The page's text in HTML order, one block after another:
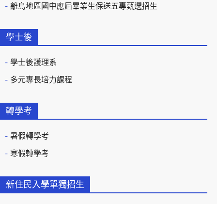
離島地區國中應屆畢業生保送五專甄選招生
學士後
學士後護理系
多元專長培力課程
轉學考
暑假轉學考
寒假轉學考
新住民入學單獨招生